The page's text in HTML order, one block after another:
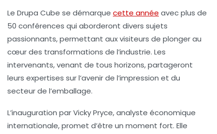
Le Drupa Cube se démarque cette année avec plus de
50 conférences qui aborderont divers sujets
passionnants, permettant aux visiteurs de plonger au
cœur des transformations de l’industrie. Les
intervenants, venant de tous horizons, partageront
leurs expertises sur l’avenir de l’impression et du
secteur de l’emballage.
L’inauguration par Vicky Pryce, analyste économique
internationale, promet d’être un moment fort. Elle